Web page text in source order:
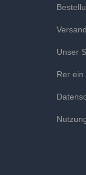
Unser
Rer